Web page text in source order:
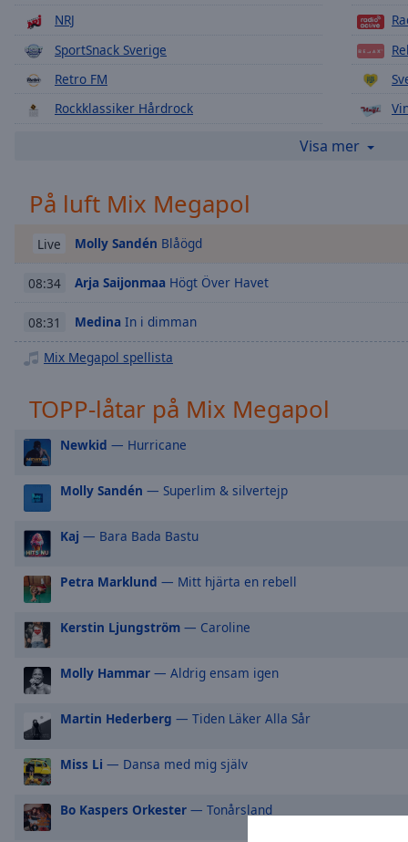
Chapters
Descriptions
off,
subtitles
opens
settings
subtitles
off,
selected
Audio
Track
Picture-
in-
Fullscreen
modal
window.
Beginning
dialog
Escape
cancel
and
close
NRJ
SportSnack Sverige
Retro FM
Rockklassiker Hårdrock
Visa mer
På luft Mix Megapol
Live Molly Sandén Blåögd
08:34 Arja Saijonmaa Högt Över Havet
08:31 Medina In i dimman
Mix Megapol spellista
TOPP-låtar på Mix Megapol
Newkid — Hurricane
Molly Sandén — Superlim & silvertejp
Kaj — Bara Bada Bastu
Petra Marklund — Mitt hjärta en rebell
Kerstin Ljungström — Caroline
Molly Hammar — Aldrig ensam igen
Martin Hederberg — Tiden Läker Alla Sår
Miss Li — Dansa med mig själv
Bo Kaspers Orkester — Tonårsland